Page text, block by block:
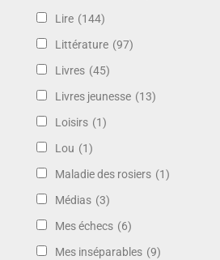
Lire (144)
Littérature (97)
Livres (45)
Livres jeunesse (13)
Loisirs (1)
Lou (1)
Maladie des rosiers (1)
Médias (3)
Mes échecs (6)
Mes inséparables (9)